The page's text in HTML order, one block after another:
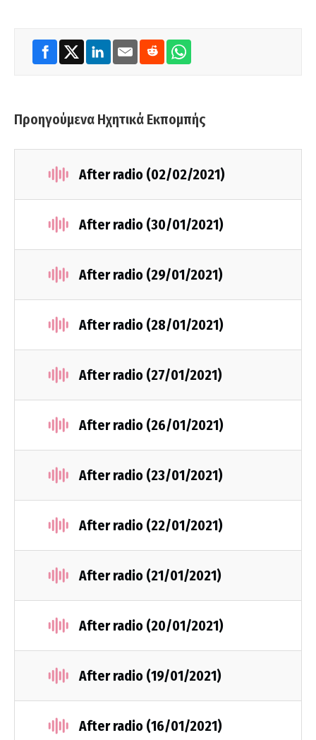
Προηγούμενα Ηχητικά Εκπομπής
After radio (02/02/2021)
After radio (30/01/2021)
After radio (29/01/2021)
After radio (28/01/2021)
After radio (27/01/2021)
After radio (26/01/2021)
After radio (23/01/2021)
After radio (22/01/2021)
After radio (21/01/2021)
After radio (20/01/2021)
After radio (19/01/2021)
After radio (16/01/2021)